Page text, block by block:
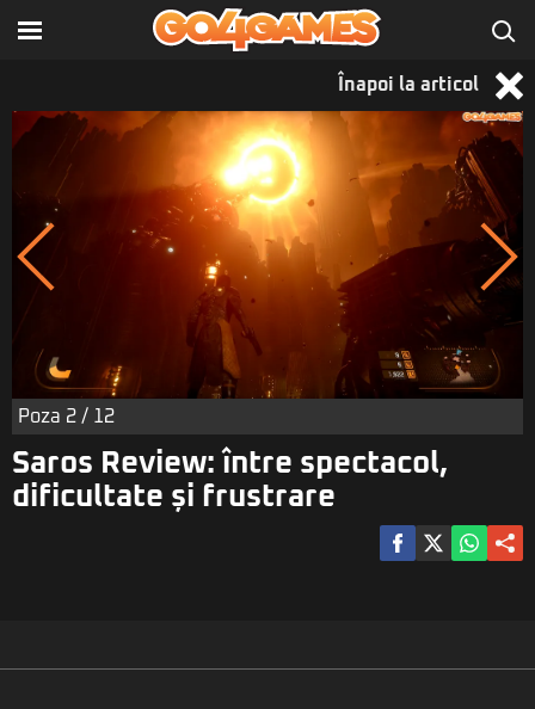
Înapoi la articol
Poza 2 / 12
Saros Review: între spectacol,
dificultate și frustrare